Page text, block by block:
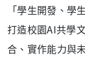
「學生開發、學
打造校園AI共學
合、實作能力與